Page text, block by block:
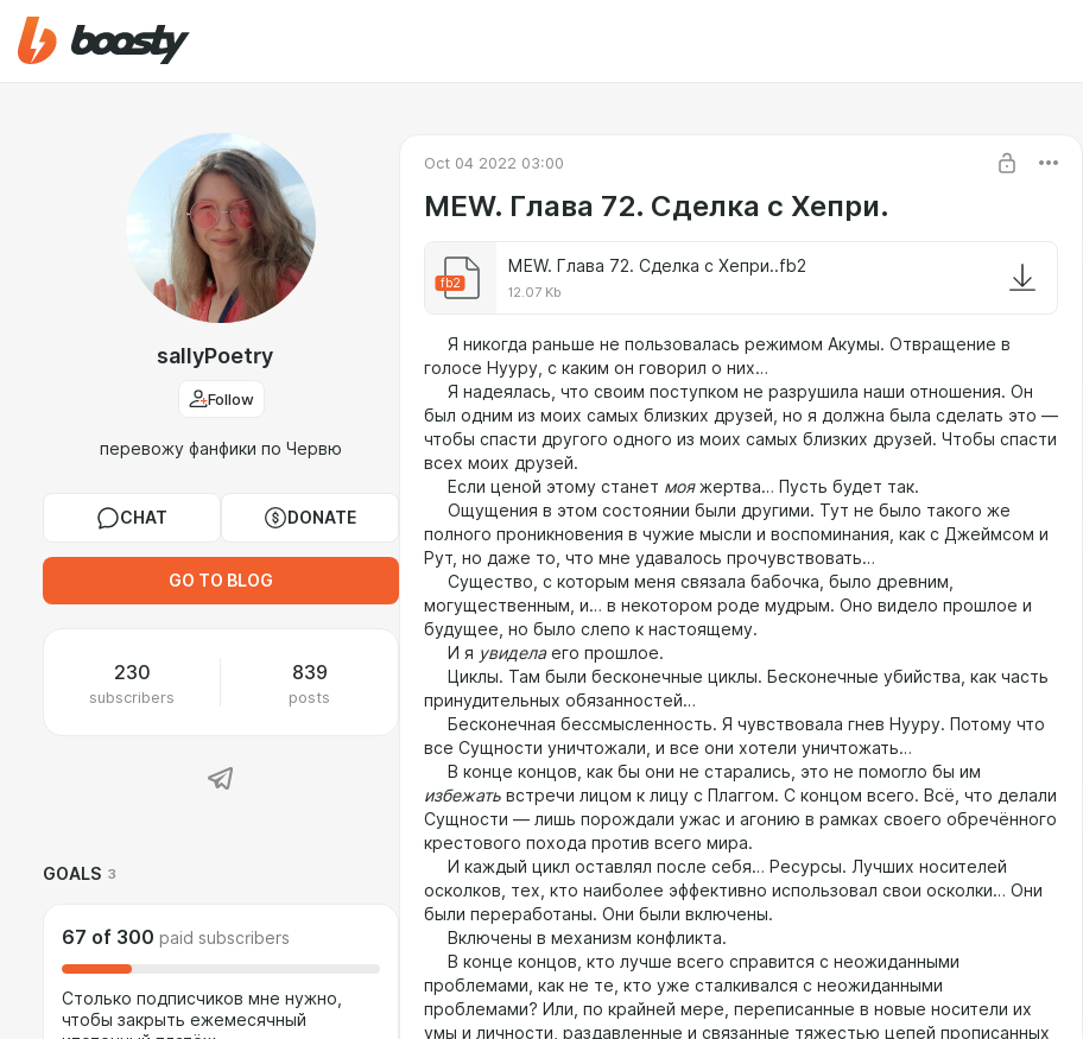
sallyPoetry
Follow
перевожу фанфики по Червю
CHAT DONATE
GO TO BLOG
230
subscribers
839
posts
GOALS 3
67 of 300 paid subscribers
Столько подписчиков мне нужно,
чтобы закрыть ежемесячный
Oct 04 2022 03:00
MEW. Глава 72. Сделка с Хепри.
fb2
MEW. Глава 72. Сделка с Хепри..fb2
12.07 Kb
Я никогда раньше не пользовалась режимом Акумы. Отвращение в
голоcе Нууру, с каким он говорил о них…
Я надеялась, что своим поступком не разрушила наши отношения. Он
был одним из моих самых близких друзей, но я должна была сделать это —
чтобы спасти другого одного из моих самых близких друзей. Чтобы спасти
всех моих друзей.
Если ценой этому станет мояжертва… Пусть будет так.
Ощущения в этом состоянии были другими. Тут не было такого же
полного проникновения в чужие мысли и воспоминания, как с Джеймсом и
Рут, но даже то, что мне удавалось прочувствовать…
Существо, с которым меня связала бабочка, было древним,
могущественным, и… в некотором роде мудрым. Оно видело прошлое и
будущее, но было слепо к настоящему.
И я увиделаего прошлое.
Циклы. Там были бесконечные циклы. Бесконечные убийства, как часть
принудительных обязанностей…
Бесконечная бессмысленность. Я чувствовала гнев Нууру. Потому что
все Сущности уничтожали, и все они хотели уничтожать…
В конце концов, как бы они не старались, это не помогло бы им
избежать встречи лицом к лицу с Плаггом. С концом всего. Всё, что делали
Сущности — лишь порождали ужас и агонию в рамках своего обречённого
крестового похода против всего мира.
И каждый цикл оставлял после себя… Ресурсы. Лучших носителей
осколков, тех, кто наиболее эффективно использовал свои осколки… Они
были переработаны. Они были включены.
Включены в механизм конфликта.
В конце концов, кто лучше всего справится с неожиданными
проблемами, как не те, кто уже сталкивался с неожиданными
проблемами? Или, по крайней мере, переписанные в новые носители их
умы и личности, раздавленные и связанные тяжестью цепей прописанных